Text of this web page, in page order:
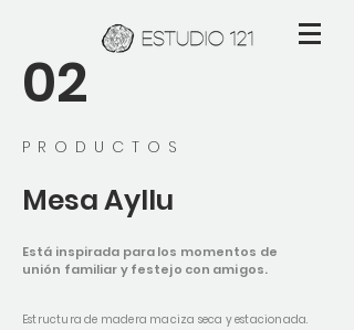
02
PRODUCTOS
MesaAyllu
Está inspirada para los momentos de
unión familiar y festejo con amigos.
Estructura de madera maciza seca y estacionada.